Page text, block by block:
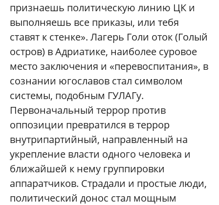
признаешь политическую линию ЦК и
выполняешь все приказы, или тебя
ставят к стенке». Лагерь Голи оток (Голый
остров) в Адриатике, наиболее суровое
место заключения и «перевоспитания», в
сознании югославов стал символом
системы, подобным ГУЛАГу.
Первоначальный террор против
оппозиции превратился в террор
внутрипартийный, направленный на
укрепление власти одного человека и
ближайшей к нему группировки
аппаратчиков. Страдали и простые люди,
политический донос стал мощным